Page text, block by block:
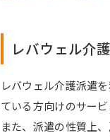
レバウェル介
レバウェル介護派遣
ている方向けのサービ
また、派遣の性質上